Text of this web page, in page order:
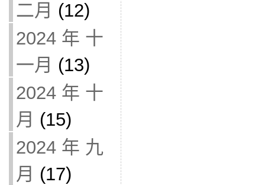
二月 (12)
2024 年 十
一月 (13)
2024 年 十
月 (15)
2024 年 九
月 (17)